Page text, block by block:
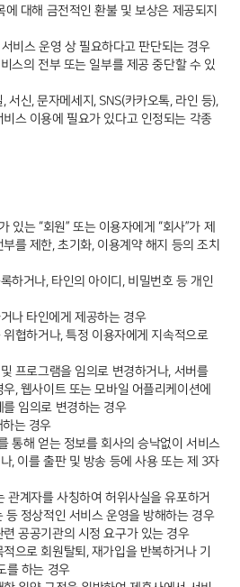
에 대해 금전적인 환불 및 보상은 제공되지
비스 운영 상 필요하다고 판단되는 경우
스의 전부 또는 일부를 제공 중단할 수 있
, 서신, 문자메세지, SNS(카카오톡, 라인 등),
스 이용에 필요가 있다고 인정되는 각종
있는 “회원” 또는 이용자에게 “회사”가 제
를 제한, 초기화, 이용계약 해지 등의 조치
하거나, 타인의 아이디, 비밀번호 등 개인
나 타인에게 제공하는 경우
협하거나, 특정 이용자에게 지속적으로
프로그램을 임의로 변경하거나, 서버를
, 웹사이트 또는 모바일 어플리케이션에
임의로 변경하는 경우
는 경우
통해 얻는 정보를 회사의 승낙없이 서비스
, 이를 출판 및 방송 등에 사용 또는 제 3자
관계자를 사칭하여 허위사실을 유포하거
등 정상적인 서비스 운영을 방해하는 경우
공공기관의 시정 요구가 있는 경우
으로 회원탈퇴, 재가입을 반복하거나 기
를 하는 경우